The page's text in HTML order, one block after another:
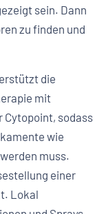
sein. Dann
zu finden und
die
mit
Cytopoint, sodass
wie
muss.
einer
Lokal